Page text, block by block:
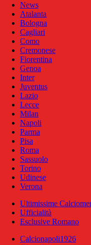
News
Atalanta
Bologna
Cagliari
Como
Cremonese
Fiorentina
Genoa
Inter
Juventus
Lazio
Lecce
Milan
Napoli
Parma
Pisa
Roma
Sassuolo
Torino
Udinese
Verona
Ultimissime
Ufficialità
Esclusive Romano
Calcionapoli1926